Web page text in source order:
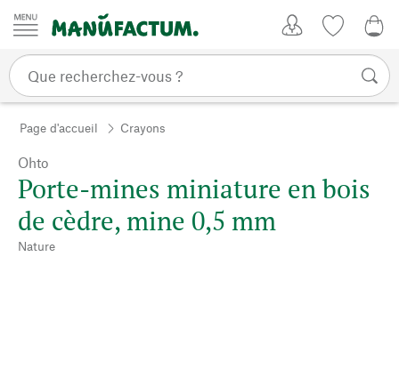
Passer au contenu
Page d'accueil Crayons
Ohto
Porte-mines miniature en bois
de cèdre, mine 0,5 mm
Nature